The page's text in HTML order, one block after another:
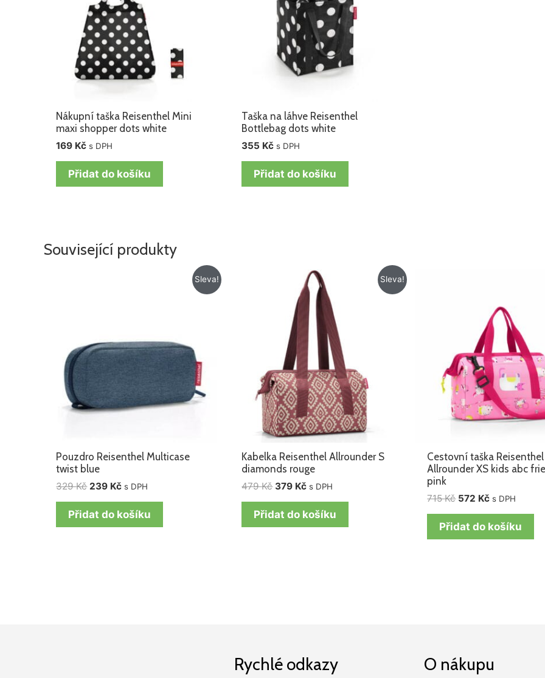
Nákupní taška Reisenthel Mini
maxi shopper dots white
169 Kč s DPH
Přidat do košíku
Taška na láhve Reisenthel
Bottlebag dots white
355 Kč s DPH
Přidat do košíku
Související produkty
Sleva!
Pouzdro Reisenthel Multicase
twist blue
329Kč 239 Kč s DPH
Přidat do košíku
Sleva!
Kabelka Reisenthel Allrounder S
diamonds rouge
479Kč
Původní
byla:
479 Kč.
379 Kč
Aktuální
cena
je:
379 Kč.
s DPH
Přidat do košíku
Cestovní taška Reisenthel
Allrounder XS kids abc
pink
715Kč 572 Kč
572 Kč.
s DPH
Přidat do košíku
Rychlé odkazy O nákupu